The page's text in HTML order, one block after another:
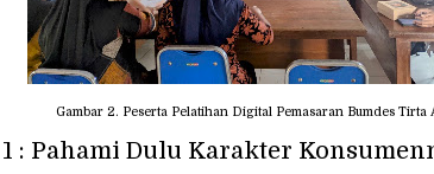
Gambar 2. Peserta Pelatihan Digital Pemasaran Bumdes Tirta
: Pahami Dulu Karakter